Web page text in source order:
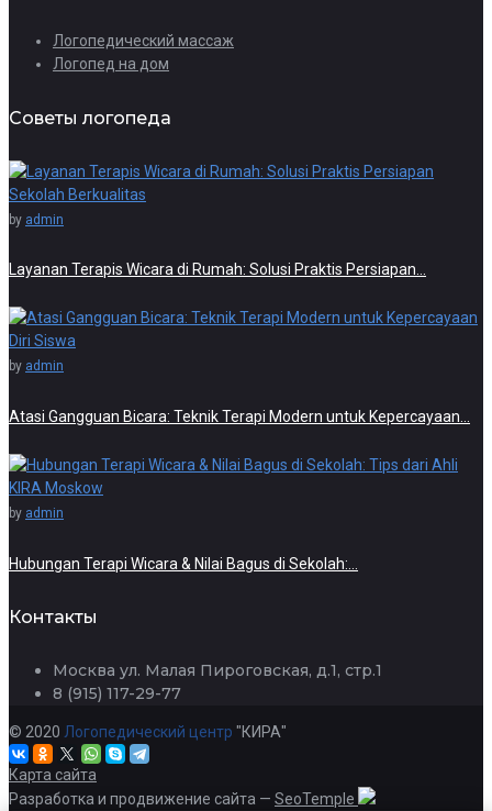
Логопедический массаж
Логопед на дом
Советы логопеда
by admin
Layanan Terapis Wicara di Rumah: Solusi Praktis Persiapan…
by admin
Atasi Gangguan Bicara: Teknik Terapi Modern untuk Kepercayaan…
by admin
Hubungan Terapi Wicara & Nilai Bagus di Sekolah:…
Контакты
Москва ул. Малая Пироговская, д.1, стр.1
8 (915) 117-29-77
© 2020 Логопедический центр "КИРА"
Карта сайта
Разработка и продвижение сайта — SeoTemple